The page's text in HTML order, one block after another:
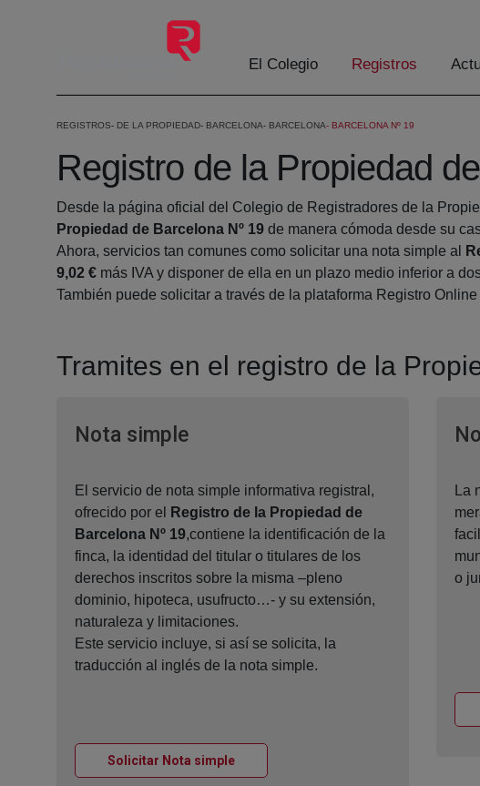
Saltar al contenido principal
El Colegio Registros
REGISTROS DE LA PROPIEDAD BARCELONA BARCELONA BARCELONA Nº 19
Registro de la Propiedad
Desde la página oficial del Colegio de Registradores de la
Propiedad de Barcelona Nº 19 de manera cómoda desde su
Ahora, servicios tan comunes como solicitar una nota simple al
9,02 € más IVA y disponer de ella en un plazo medio inferior a
También puede solicitar a través de la plataforma Registro
Tramites en el registro de la
Nota simpleVentana nueva
El servicio de nota simple informativa registral,
ofrecido por el
Registro de la Propiedad de
Barcelona Nº 19,contiene la identificación de la
finca, la identidad del titular o titulares de los
derechos inscritos sobre la misma –pleno
dominio, hipoteca, usufructo…- y su extensión,
naturaleza y limitaciones.
Este servicio incluye, si así se solicita, la
traducción al inglés de la nota simple.
Solicitar Nota simpleVentana nueva
o